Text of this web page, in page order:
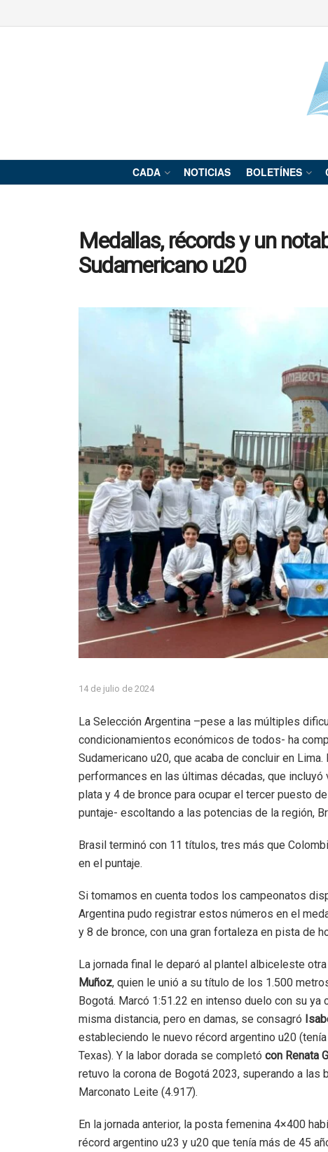
CADA NOTICIAS BOLETÍNES
Medallas, récords y un
Sudamericano u20
14 de julio de 2024
La Selección Argentina –pese a las múltiples
condicionamientos económicos de todos- ha
Sudamericano u20, que acaba de concluir en
performances en las últimas décadas, que
plata y 4 de bronce para ocupar el tercer puesto
puntaje- escoltando a las potencias de la región,
Brasil terminó con 11 títulos, tres más que
en el puntaje.
Si tomamos en cuenta todos los campeonatos
Argentina pudo registrar estos números en el
y 8 de bronce, con una gran fortaleza en pista de
La jornada final le deparó al plantel albiceleste
Muñoz, quien le unió a su título de los 1.500
Bogotá. Marcó 1:51.22 en intenso duelo con su
misma distancia, pero en damas, se consagró
estableciendo le nuevo récord argentino u20
Texas). Y la labor dorada se completócon Renata
retuvo la corona de Bogotá 2023, superando a
Marconato Leite (4.917).
En la jornada anterior, la posta femenina 4×400
récord argentino u23 y u20 que tenía más de 45